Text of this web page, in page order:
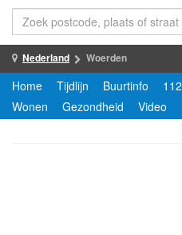
Nederland Woerden
Home Tijdlijn Buurtinfo 112
Wonen
Gezondheid Video